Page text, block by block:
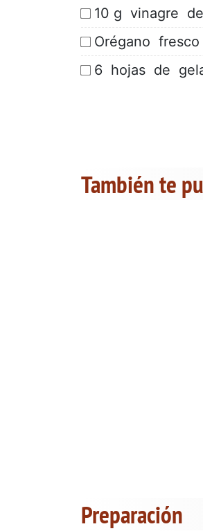
10 g vinagre
Orégano fresco
6 hojas de
También te
Preparación